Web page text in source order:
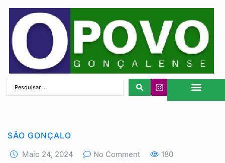
SÃO GONÇALO
Maio 24, 2024 No Comment 180